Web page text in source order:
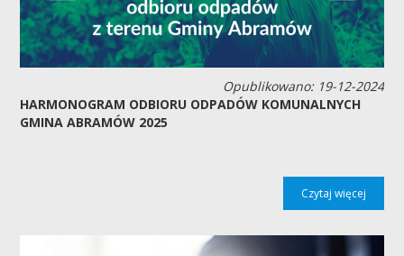
Opublikowano: 19-12-2024
HARMONOGRAM ODBIORU ODPADÓW KOMUNALNYCH
GMINA ABRAMÓW 2025
Czytaj więcej